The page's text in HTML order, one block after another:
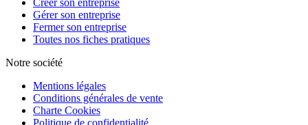
Gérer son entreprise
Fermer son entreprise
Toutes nos fiches pratiques
Notre société
Mentions légales
Conditions générales de vente
Charte Cookies
Politique de confidentialité